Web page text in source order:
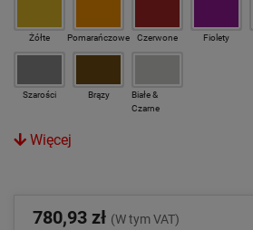
Żółte Pomarańczowe Czerwone Fiolety
Szarości Brązy
Białe &
Czarne
Więcej
780,93 zł (W tym VAT)